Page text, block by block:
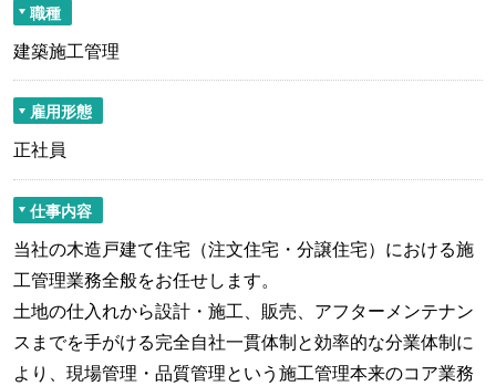
職種
建築施工管理
雇用形態
正社員
仕事内容
当社の木造戸建て住宅（注文住宅・分譲住宅）における施
工管理業務全般をお任せします。
土地の仕入れから設計・施工、販売、アフターメンテナン
スまでを手がける完全自社一貫体制と効率的な分業体制に
より、現場管理・品質管理という施工管理本来のコア業務